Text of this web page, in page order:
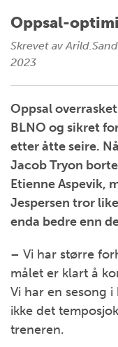
Oppsal-
Skrevet av
2023
Oppsal
BLNO og sikret
etter åtte seire.
Jacob Tryon
Etienne Aspevik,
Jespersen tror
enda bedre enn
– Vi har større
målet er klart å
Vi har en sesong
ikke det
treneren.